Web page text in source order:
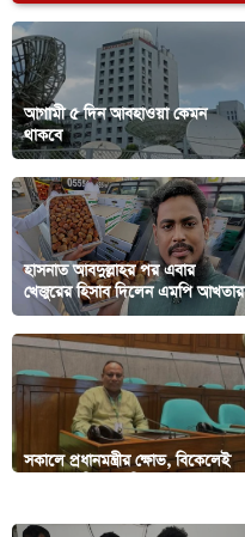
আগামী ৫ দিন আবহাওয়া কেমন
থাকবে
হাসনাত আবদুল্লাহর পর এবার
খেজুরের হিসাব দিলেন এমপি আখতার
সকালে প্রধানমন্ত্রীর ক্ষোভ, বিকেলেই